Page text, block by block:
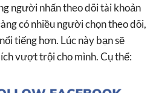
người nhấn theo dõi tài khoản
có nhiều người chọn theo dõi,
tiếng hơn. Lúc này bạn sẽ
vượt trội cho mình. Cụ thể: